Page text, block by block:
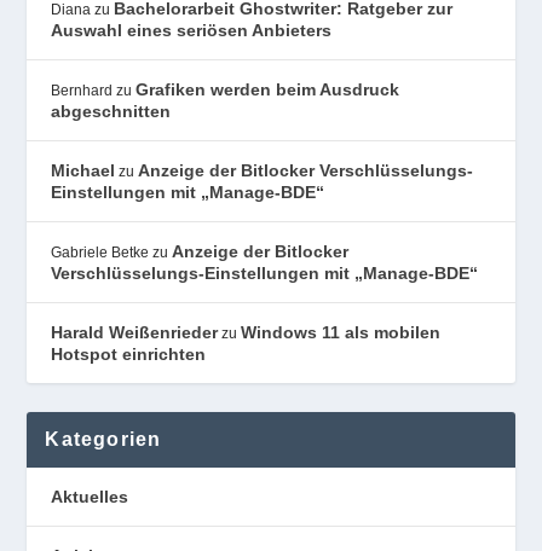
Diana zu Bachelorarbeit Ghostwriter: Ratgeber zur
Auswahl eines seriösen Anbieters
Bernhard zuGrafiken werden beim Ausdruck
abgeschnitten
Michael zuAnzeige der Bitlocker Verschlüsselungs-
Einstellungen mit „Manage-BDE“
Gabriele Betke zuAnzeige der Bitlocker
Verschlüsselungs-Einstellungen mit „Manage-BDE“
Harald WeißenriederzuWindows 11 als mobilen
Hotspot einrichten
Kategorien
Aktuelles